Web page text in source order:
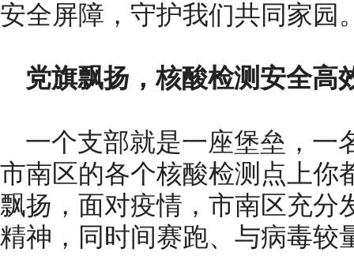
安全屏障，守护我们共同家园
党旗飘扬，核酸检测安全高
一个支部就是一座堡垒，一
市南区的各个核酸检测点上你
飘扬，面对疫情，市南区充分
精神，同时间赛跑、与病毒较